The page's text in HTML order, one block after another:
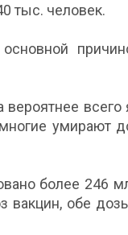
тыс. человек.
всего
умирают
более 246
обе